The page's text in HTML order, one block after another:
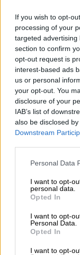
If you wish to opt-
processing of your
targeted
section to confirm
opt-out request is
interest-based ads
us or personal
your opt-out. You
disclosure of your
IAB’s list of
also be disclosed
Downstream
Personal Data
I want to opt-
personal data.
Opted In
I want to opt-
Personal Data.
Opted In
I want to opt-
Cae la
espionaje y
Robles
Como muchos
espionaje de
directora del CNI
PorMario Romero
Más artículos de este autor
martes, 10 de mayo de 2022
¿La